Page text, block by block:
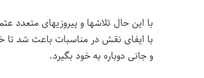
با این حال تلاش­ها و پیروزی­های متعدد
با ایفای نقش در مناسبات باعث شد تا
و جانی دوباره به خود بگیرد.